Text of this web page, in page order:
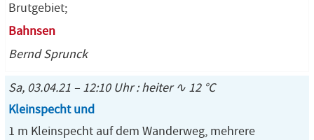
Brutgebiet;
Bahnsen
Bernd Sprunck
Sa, 03.04.21 – 12:10 Uhr : heiter ∿ 12 °C
Kleinspecht und
1 m Kleinspecht auf dem Wanderweg, mehrere